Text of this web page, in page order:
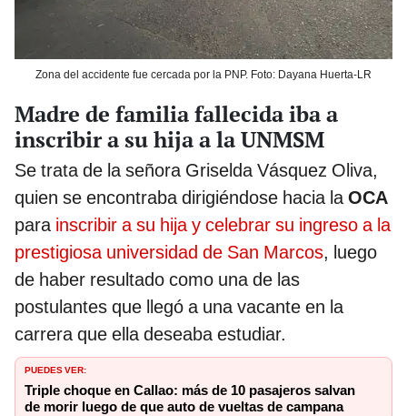
Zona del accidente fue cercada por la PNP. Foto: Dayana Huerta-LR
Madre de familia fallecida iba a
inscribir a su hija a la UNMSM
Se trata de la señora Griselda Vásquez Oliva,
quien se encontraba dirigiéndose hacia la OCA
para inscribir a su hija y celebrar su ingreso a la
prestigiosa universidad de San Marcos, luego
de haber resultado como una de las
postulantes que llegó a una vacante en la
carrera que ella deseaba estudiar.
PUEDES VER:
Triple choque en Callao: más de 10 pasajeros salvan
de morir luego de que auto de vueltas de campana